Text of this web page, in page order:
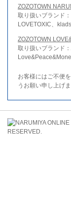
ZOZOTOWN
取り扱いブランド
LOVETOXIC、
ZOZOTOWN
取り扱いブランド
お客様にはご不便
うお願い申し上げま